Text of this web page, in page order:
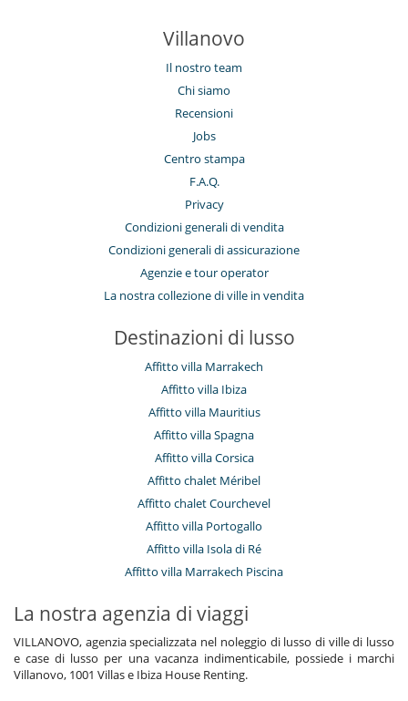
Villanovo
Il nostro team
Chi siamo
Recensioni
Jobs
Centro stampa
F.A.Q.
Privacy
Condizioni generali di vendita
Condizioni generali di assicurazione
Agenzie e tour operator
La nostra collezione di ville in vendita
Destinazioni di lusso
Affitto villa Marrakech
Affitto villa Ibiza
Affitto villa Mauritius
Affitto villa Spagna
Affitto villa Corsica
Affitto chalet Méribel
Affitto chalet Courchevel
Affitto villa Portogallo
Affitto villa Isola di Ré
Affitto villa Marrakech Piscina
La nostra agenzia di viaggi
VILLANOVO, agenzia specializzata nel noleggio di lusso di ville di lusso
e case di lusso per una vacanza indimenticabile, possiede i marchi
Villanovo, 1001 Villas e Ibiza House Renting.